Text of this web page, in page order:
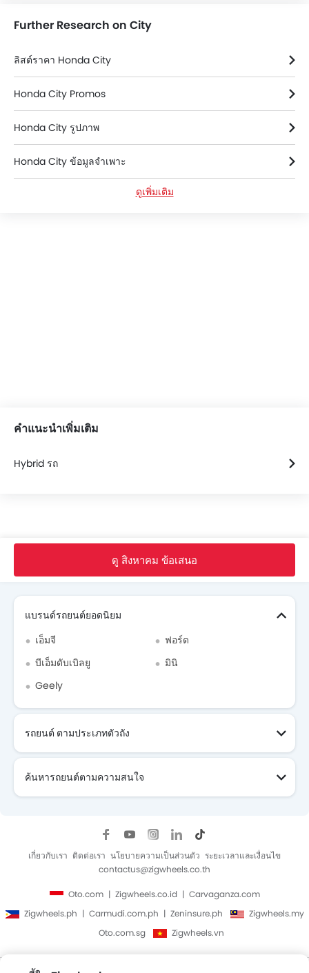
Further Research on City
ลิสต์ราคา Honda City
Honda City Promos
Honda City รูปภาพ
Honda City ข้อมูลจำเพาะ
ดูเพิ่มเติม
คำแนะนำเพิ่มเติม
Hybrid รถ
ดู สิงหาคม ข้อเสนอ
Search Other รถยนต์
แบรนด์รถยนต์ยอดนิยม
เอ็มจี
ฟอร์ด
บีเอ็มดับเบิลยู
มินิ
Geely
รถยนต์ ตามประเภทตัวถัง
ค้นหารถยนต์ตามความสนใจ
เกี่ยวกับเรา ติดต่อเรา นโยบายความเป็นส่วนตัว ระยะเวลาและเงื่อนไข
contactus@zigwheels.co.th
Oto.com Zigwheels.co.id
Carvaganza.com
Zigwheels.ph
Carmudi.com.ph Zeninsure.ph
Zigwheels.my
Oto.com.sg
Zigwheels.vn